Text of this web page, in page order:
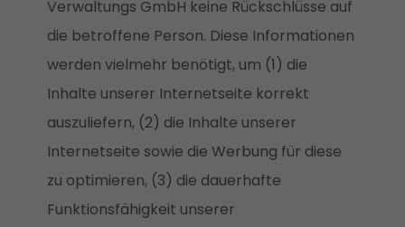
Verwaltungs GmbH keine Rückschlüsse auf
die betroffene Person. Diese Informationen
werden vielmehr benötigt, um (1) die
Inhalte unserer Internetseite korrekt
auszuliefern, (2) die Inhalte unserer
Internetseite sowie die Werbung für diese
zu optimieren, (3) die dauerhafte
Funktionsfähigkeit unserer